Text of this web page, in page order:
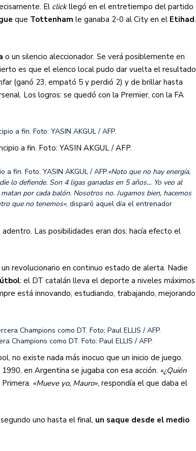
El clickllegó en el entretiempo del partido
que Tottenham le ganaba 2-0 al City en el Etihad.
o un silencio aleccionador. Se verá posiblemente en
es que el elenco local pudo dar vuelta el resultado
(ganó 23, empató 5 y perdió 2) y de brillar hasta
Los logros: se quedó con la Premier, con la FA
a fin. Foto: YASIN AKGUL / AFP.
fin. Foto: YASIN AKGUL / AFP.«Noto que no hay energía,
lo defiende. Son 4 ligas ganadas en 5 años… Yo veo al
por cada balón. Nosotros no. Jugamos bien, hacemos
que no tenemos», disparó aquel día el entrenador
Las posibilidades eran dos: hacía efecto el
revolucionario en continuo estado de alerta. Nadie
: el DT catalán lleva el deporte a niveles máximos
está innovando, estudiando, trabajando, mejorando
Champions como DT. Foto: Paul ELLIS / AFP.
no existe nada más inocuo que un inicio de juego.
en Argentina se jugaba con esa acción. «¿Quién
«Mueve yo, Mauro», respondía el que daba el
uno hasta el final, un saque desde el medio